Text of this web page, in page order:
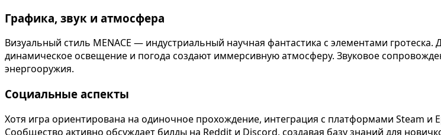
Графика, звук и атмосфера
Визуальный стиль MENACE — индустриальный научная фантастика с элементами
динамическое освещение и погода создают иммерсивную атмосферу. Звуковое
энергооружия.
Социальные аспекты
Хотя игра ориентирована на одиночное прохождение, интеграция с платформами Steam и
Сообщество активно обсуждает билды на Reddit и Discord, создавая базу знаний для